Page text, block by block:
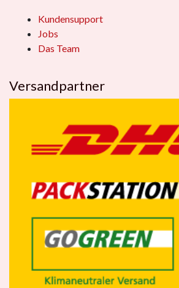
Kundensupport
Jobs
Das Team
Versandpartner